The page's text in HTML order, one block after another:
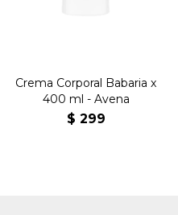
Crema Corporal Babaria x
400 ml - Avena
$ 299